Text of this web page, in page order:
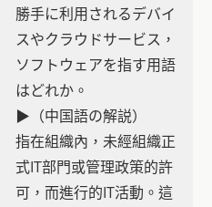
勝手に利用されるデバイ
スやクラウドサービス，
ソフトウェアを指す用語
はどれか。
▶（中国語の解説）
指在組織內，未經組織正
式IT部門或管理政策的許
可，而進行的IT活動。這